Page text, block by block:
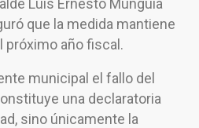
que la medida mantiene
próximo año fiscal.
municipal el fallo del
una declaratoria
sino únicamente la